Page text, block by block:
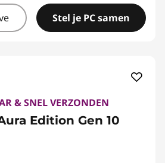
Stel je PC samen
& SNEL VERZONDEN
Edition Gen 10